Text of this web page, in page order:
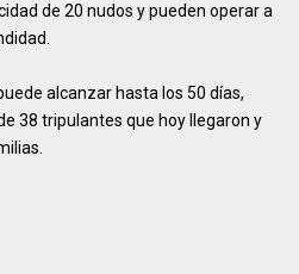
de 20 nudos y pueden operar a
alcanzar hasta los 50 días,
38 tripulantes que hoy llegaron y